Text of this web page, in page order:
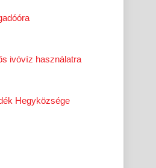
ivóvíz használatra
Hegyközsége